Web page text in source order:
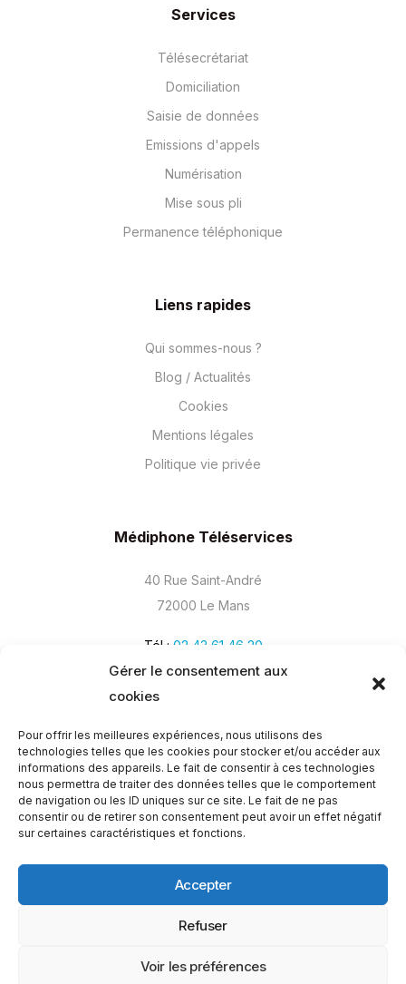
Gérer le consentement aux
cookies
Pour offrir les meilleures expériences, nous utilisons des
technologies telles que les cookies pour stocker et/ou accéder aux
informations des appareils. Le fait de consentir à ces technologies
nous permettra de traiter des données telles que le comportement
de navigation ou les ID uniques sur ce site. Le fait de ne pas
consentir ou de retirer son consentement peut avoir un effet négatif
sur certaines caractéristiques et fonctions.
Accepter
Refuser
Voir les préférences
61 46
Services
Télésecrétariat
Domiciliation
Saisie de données
Emissions d'appels
Numérisation
Mise sous pli
Permanence téléphonique
Liens rapides
Qui sommes-nous ?
Blog / Actualités
Cookies
Mentions légales
Politique vie privée
Médiphone Téléservices
40 Rue Saint-André
72000 Le Mans
Tél : 02 43 61 46 20
Réalisation